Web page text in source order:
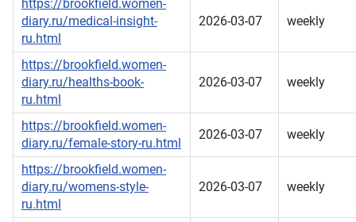
https://brookfield.women-
diary.ru/medical-insight-
ru.html
2026-03-07 weekly
https://brookfield.women-
diary.ru/healths-book-
ru.html
2026-03-07 weekly
https://brookfield.women-
diary.ru/female-story-ru.html
2026-03-07 weekly
https://brookfield.women-
diary.ru/womens-style-
ru.html
2026-03-07 weekly